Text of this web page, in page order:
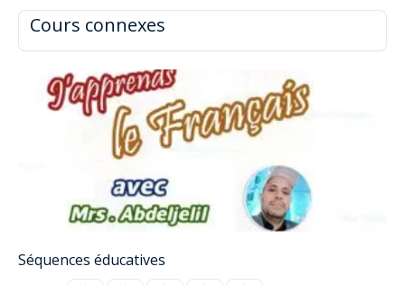
Cours connexes
Séquences éducatives